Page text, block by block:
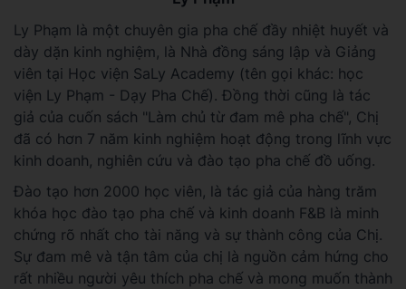
Ly Phạm là một chuyên gia pha chế đầy nhiệt huyết và
dày dặn kinh nghiệm, là Nhà đồng sáng lập và Giảng
viên tại Học viện SaLy Academy (tên gọi khác: học
viện Ly Phạm - Dạy Pha Chế). Đồng thời cũng là tác
giả của cuốn sách "Làm chủ từ đam mê pha chế", Chị
đã có hơn 7 năm kinh nghiệm hoạt động trong lĩnh vực
kinh doanh, nghiên cứu và đào tạo pha chế đồ uống.
Đào tạo hơn 2000 học viên, là tác giả của hàng trăm
khóa học đào tạo pha chế và kinh doanh F&B là minh
chứng rõ nhất cho tài năng và sự thành công của Chị.
Sự đam mê và tận tâm của chị là nguồn cảm hứng cho
rất nhiều người yêu thích pha chế và mong muốn thành